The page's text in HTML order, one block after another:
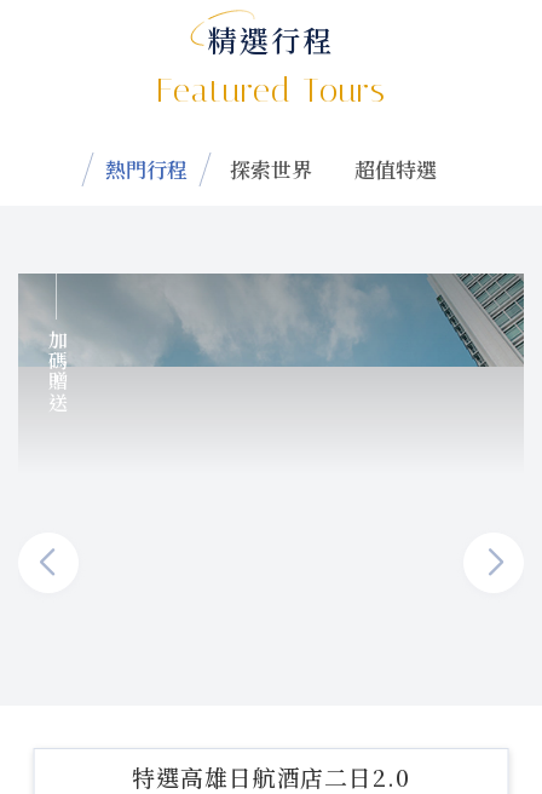
精選行程
Featured Tours
熱門行程 探索世界 超值特選
加碼贈送
特選高雄日航酒店二日2.0